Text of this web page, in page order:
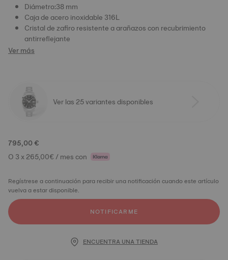
Diámetro:38 mm
Caja de acero inoxidable 316L
Cristal de zafiro resistente a arañazos con recubrimiento
antirreflejante
Ver más
Ver las 25 variantes disponibles
795,00 €
O 3 x 265,00€ / mes con
Regístrese a continuación para recibir una notificación cuando este artículo
vuelva a estar disponible.
NOTIFICARME
ENCUENTRA UNA TIENDA